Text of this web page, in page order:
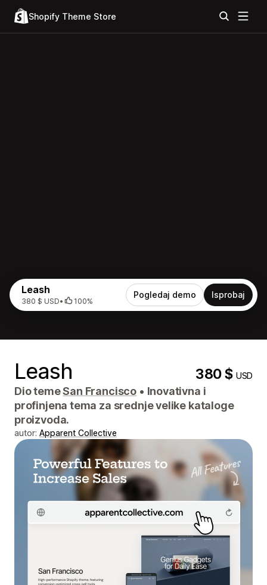
Shopify Theme Store
Leash
380 $ USD• 100%
Pogledaj demo Isprobaj
Leash 380 $USD
Dio temeSan Francisco • Inovativna i
profinjena tema za srednje velike kataloge
proizvoda.
autor: Apparent Collective